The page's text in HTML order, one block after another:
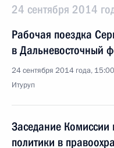
24 сентября 2014
Рабочая поездка
в Дальневосточный
24 сентября 2014 года, 15:00
Итуруп
Заседание
политики в